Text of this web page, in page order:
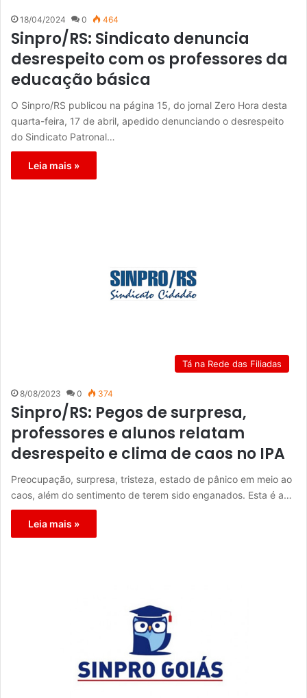
18/04/2024 0 464
Sinpro/RS: Sindicato denuncia
desrespeito com os professores da
educação básica
O Sinpro/RS publicou na página 15, do jornal Zero Hora desta
quarta-feira, 17 de abril, apedido denunciando o desrespeito
do Sindicato Patronal…
Leia mais »
Tá na Rede das Filiadas
8/08/2023 0 374
Sinpro/RS: Pegos de surpresa,
professores e alunos relatam
desrespeito e clima de caos no IPA
Preocupação, surpresa, tristeza, estado de pânico em meio ao
caos, além do sentimento de terem sido enganados. Esta é a…
Leia mais »